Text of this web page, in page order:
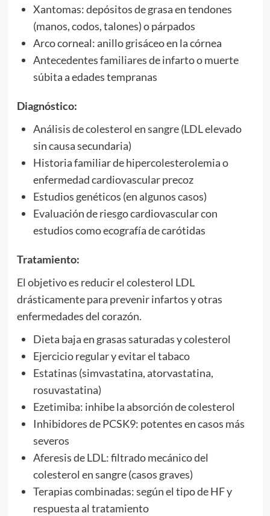
Xantomas: depósitos de grasa en tendones
(manos, codos, talones) o párpados
Arco corneal: anillo grisáceo en la córnea
Antecedentes familiares de infarto o muerte
súbita a edades tempranas
Diagnóstico:
Análisis de colesterol en sangre (LDL elevado
sin causa secundaria)
Historia familiar de hipercolesterolemia o
enfermedad cardiovascular precoz
Estudios genéticos (en algunos casos)
Evaluación de riesgo cardiovascular con
estudios como ecografía de carótidas
Tratamiento:
El objetivo es reducir el colesterol LDL
drásticamente para prevenir infartos y otras
enfermedades del corazón.
Dieta baja en grasas saturadas y colesterol
Ejercicio regular y evitar el tabaco
Estatinas (simvastatina, atorvastatina,
rosuvastatina)
Ezetimiba: inhibe la absorción de colesterol
Inhibidores de PCSK9: potentes en casos más
severos
Aferesis de LDL: filtrado mecánico del
colesterol en sangre (casos graves)
Terapias combinadas: según el tipo de HF y
respuesta al tratamiento